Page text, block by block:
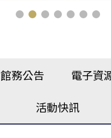
館務公告 電子資
活動快訊